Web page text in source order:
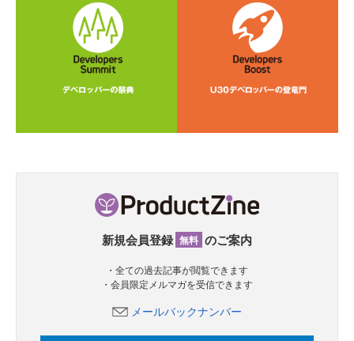
新規会員登録 無料 のご案内
・全ての過去記事が閲覧できます
・会員限定メルマガを受信できます
メールバックナンバー